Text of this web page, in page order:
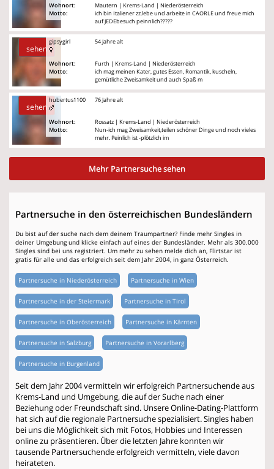
Wohnort:
Motto:
Mautern | Krems-Land | Niederösterreich
ich bin Italiener zz.lebe und arbeite in CAORLE und freue mich
auf JEDEbesuch peinnlich?????
sehen
gipsygirl
Wohnort:
Motto:
54 Jahre alt
Furth | Krems-Land | Niederösterreich
ich mag meinen Kater, gutes Essen, Romantik, kuscheln,
gemütliche Zweisamkeit und auch Spaß m
sehen
hubertus1100
Wohnort:
Motto:
76 Jahre alt
Rossatz | Krems-Land | Niederösterreich
Nun-ich mag Zweisamkeit,teilen schöner Dinge und noch vieles
mehr. Peinlich ist -plötzlich im
Mehr Partnersuche sehen
Partnersuche in den österreichischen Bundesländern
Du bist auf der suche nach dem deinem Traumpartner? Finde mehr Singles in
deiner Umgebung und klicke einfach auf eines der Bundesländer. Mehr als 300.000
Singles sind bei uns registriert. Um mehr zu sehen melde dich an, Flirtstar ist
gratis für alle und das erfolgreich seit dem Jahr 2004, in ganz Österreich.
Partnersuche in Niederösterreich Partnersuche in Wien
Partnersuche in der Steiermark Partnersuche in Tirol
Partnersuche in Oberösterreich Partnersuche in Kärnten
Partnersuche in Salzburg Partnersuche in Vorarlberg
Partnersuche in Burgenland
Seit dem Jahr 2004 vermitteln wir erfolgreich Partnersuchende aus
Krems-Land und Umgebung, die auf der Suche nach einer
Beziehung oder Freundschaft sind. Unsere Online-Dating-Plattform
hat sich auf die regionale Partnersuche spezialisiert. Singles haben
bei uns die Möglichkeit sich mit Fotos, Hobbies und Interessen
online zu präsentieren. Über die letzten Jahre konnten wir
tausende Partnersuchende erfolgreich vermitteln, viele davon
heirateten.